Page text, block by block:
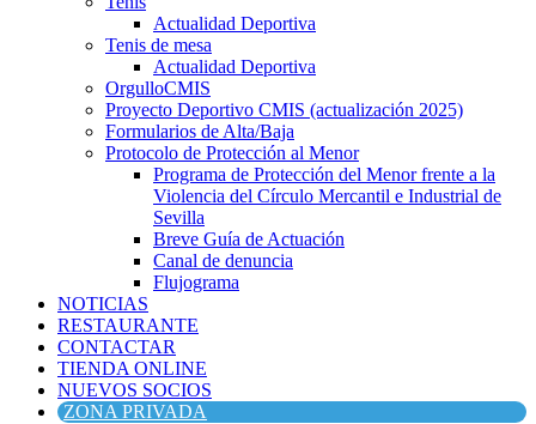
Actualidad Deportiva
Tenis de mesa
Actualidad Deportiva
OrgulloCMIS
Proyecto Deportivo CMIS (actualización 2025)
Formularios de Alta/Baja
Protocolo de Protección al Menor
Programa de Protección del Menor frente a la
Violencia del Círculo Mercantil e Industrial de
Sevilla
Breve Guía de Actuación
Canal de denuncia
Flujograma
NOTICIAS
RESTAURANTE
CONTACTAR
TIENDA ONLINE
NUEVOS SOCIOS
ZONA PRIVADA